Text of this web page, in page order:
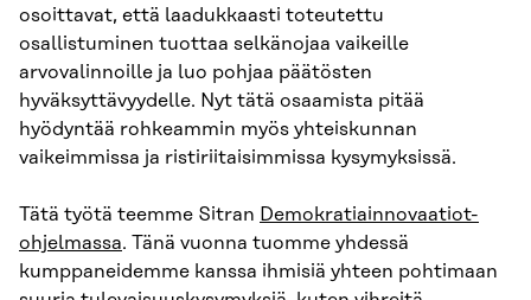
osoittavat, että laadukkaasti toteutettu
osallistuminen tuottaa selkänojaa vaikeille
arvovalinnoille ja luo pohjaa päätösten
hyväksyttävyydelle. Nyt tätä osaamista pitää
hyödyntää rohkeammin myös yhteiskunnan
vaikeimmissa ja ristiriitaisimmissa kysymyksissä.
Tätä työtä teemme Sitran Demokratiainnovaatiot-
ohjelmassa. Tänä vuonna tuomme yhdessä
kumppaneidemme kanssa ihmisiä yhteen pohtimaan